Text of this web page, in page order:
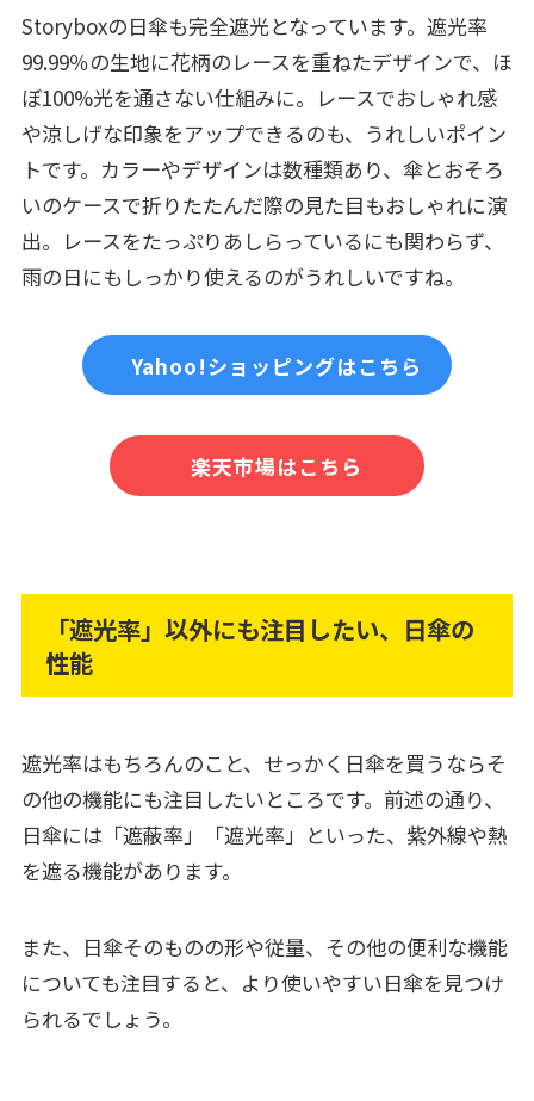
Storyboxの日傘も完全遮光となっています。遮光率
99.99％の生地に花柄のレースを重ねたデザインで、ほ
ぼ100%光を通さない仕組みに。レースでおしゃれ感
や涼しげな印象をアップできるのも、うれしいポイン
トです。カラーやデザインは数種類あり、傘とおそろ
いのケースで折りたたんだ際の見た目もおしゃれに演
出。レースをたっぷりあしらっているにも関わらず、
雨の日にもしっかり使えるのがうれしいですね。
Yahoo!ショッピングはこちら
楽天市場はこちら
「遮光率」以外にも注目したい、日傘の
性能
遮光率はもちろんのこと、せっかく日傘を買うならそ
の他の機能にも注目したいところです。前述の通り、
日傘には「遮蔽率」「遮光率」といった、紫外線や熱
を遮る機能があります。
また、日傘そのものの形や従量、その他の便利な機能
についても注目すると、より使いやすい日傘を見つけ
られるでしょう。